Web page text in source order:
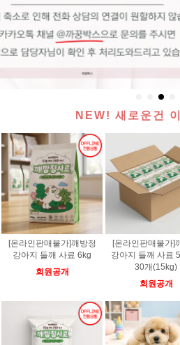
NEW! 새로운건
[온라인판매불가]깨방정
강아지 들깨 사료 6kg
회원공개
[온라인판매불가]
강아지 들깨 사료
30개(15kg)
회원공개